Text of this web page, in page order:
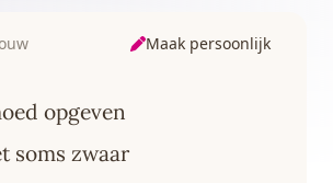
Maak persoonlijk
opgeven
soms zwaar